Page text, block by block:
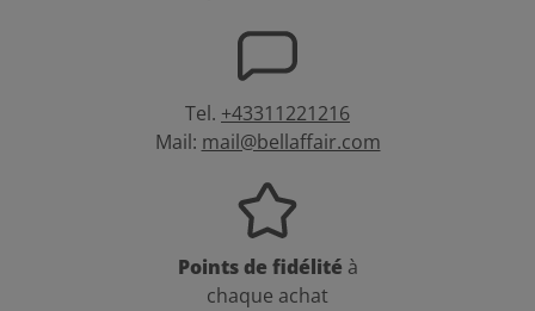
Tel. +43311221216
Mail: mail@bellaffair.com
Points de fidélité à
chaque achat